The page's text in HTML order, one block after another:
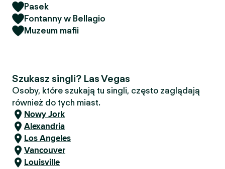
Pasek
Fontanny w Bellagio
Muzeum mafii
Szukasz singli? Las Vegas
Osoby, które szukają tu singli, często zaglądają
również do tych miast.
Nowy Jork
Alexandria
Los Angeles
Vancouver
Louisville